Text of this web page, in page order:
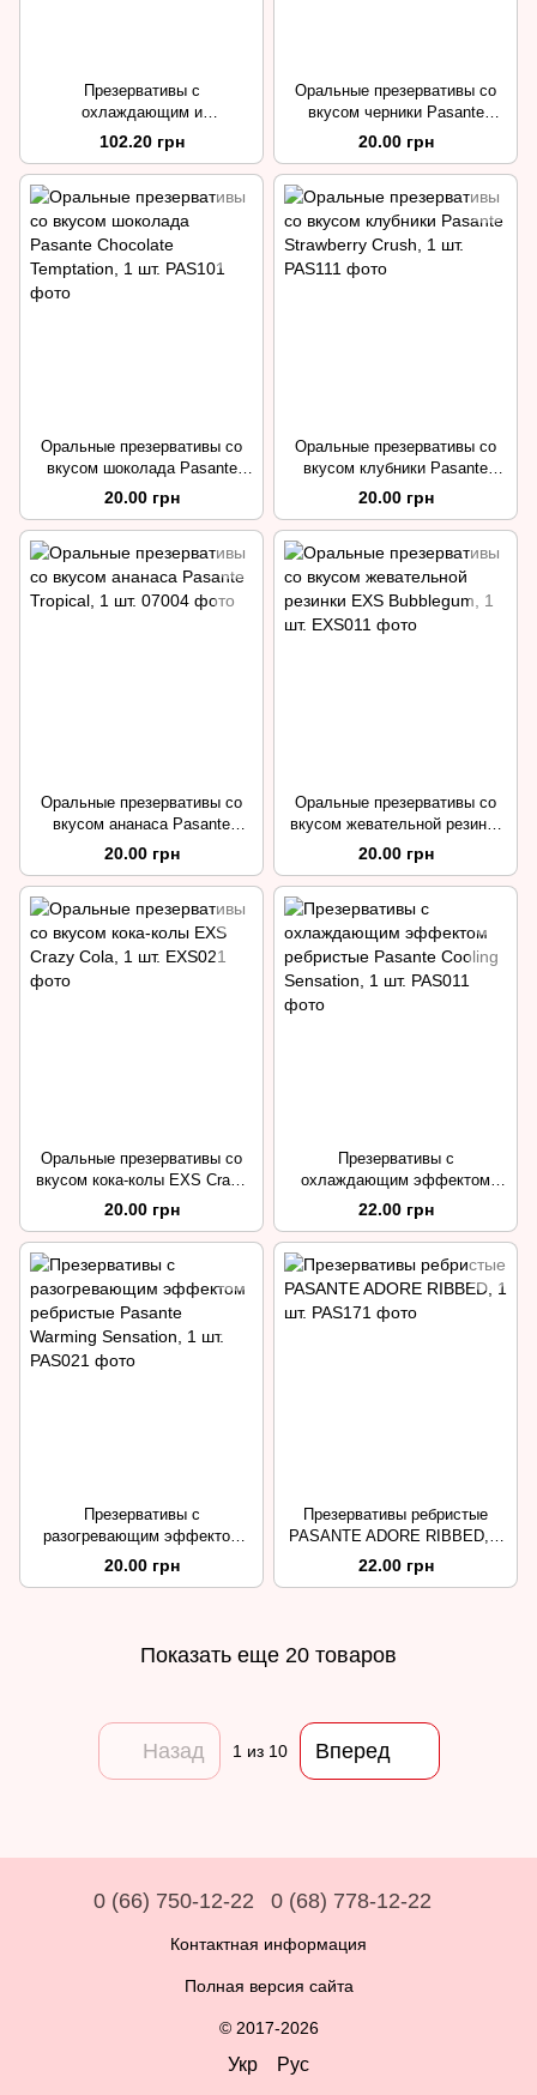
Презервативы с
охлаждающим и
продлевающим эффектом
Amor Cold Moments, 3 шт.
102.20 грн
Оральные презервативы со
вкусом черники Pasante
Bluberry Blast, 1 шт.
20.00 грн
Оральные презервативы со
вкусом шоколада Pasante
Chocolate Temptation, 1 шт.
20.00 грн
Оральные презервативы со
вкусом клубники Pasante
Strawberry Crush, 1 шт.
20.00 грн
Оральные презервативы со
вкусом ананаса Pasante
Tropical, 1 шт.
20.00 грн
Оральные презервативы со
вкусом жевательной резинки
EXS Bubblegum, 1 шт.
20.00 грн
Оральные презервативы со
вкусом кока-колы EXS Crazy
Cola, 1 шт.
20.00 грн
Презервативы с
охлаждающим эффектом
ребристые Pasante Cooling
Sensation, 1 шт.
22.00 грн
Презервативы с
разогревающим эффектом
ребристые Pasante Warming
Sensation, 1 шт.
20.00 грн
Презервативы ребристые
PASANTE ADORE RIBBED, 1
шт.
22.00 грн
Показать еще 20 товаров
Назад 1из 10 Вперед
0 (66) 750-12-22 0 (68) 778-12-22
Контактная информация
Полная версия сайта
© 2017-2026
Укр Рус